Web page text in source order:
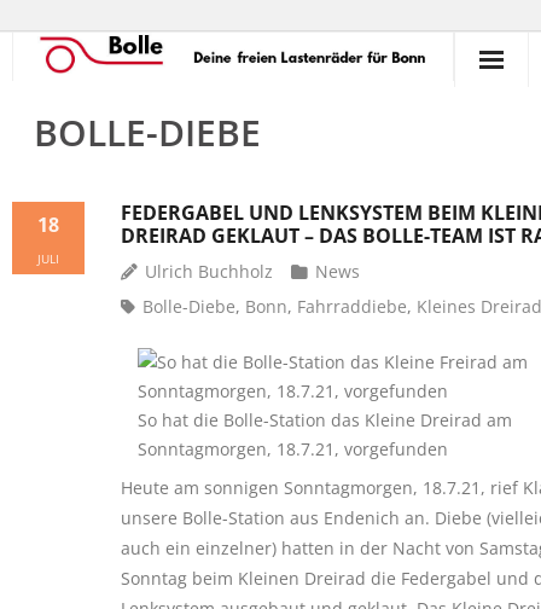
Verleihen
Unterstützen
BOLLE-DIEBE
FEDERGABEL UND LENKSYSTEM BEIM
DREIRAD GEKLAUT – DAS BOLLE-TEAM IST
18
JULI
Ulrich Buchholz
News
Bolle-Diebe, Bonn, Fahrraddiebe, Kleines Dreirad
So hat die Bolle-Station das Kleine Dreirad am
Sonntagmorgen, 18.7.21, vorgefunden
Heute am sonnigen Sonntagmorgen, 18.7.21, rief
unsere Bolle-Station aus Endenich an. Diebe
auch ein einzelner) hatten in der Nacht von
Sonntag beim Kleinen Dreirad die Federgabel und